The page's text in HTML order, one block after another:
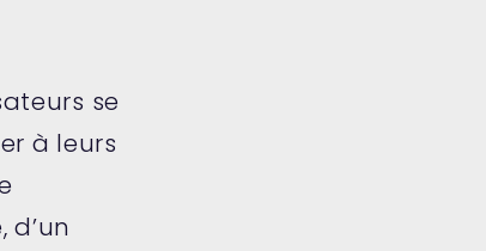
se
à leurs